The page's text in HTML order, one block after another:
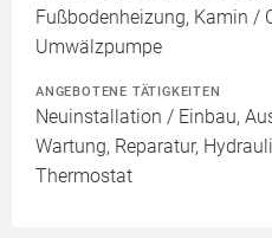
Fußbodenheizung, Kamin /
Umwälzpumpe
ANGEBOTENE TÄTIGKEITEN
Neuinstallation / Einbau,
Wartung, Reparatur,
Thermostat